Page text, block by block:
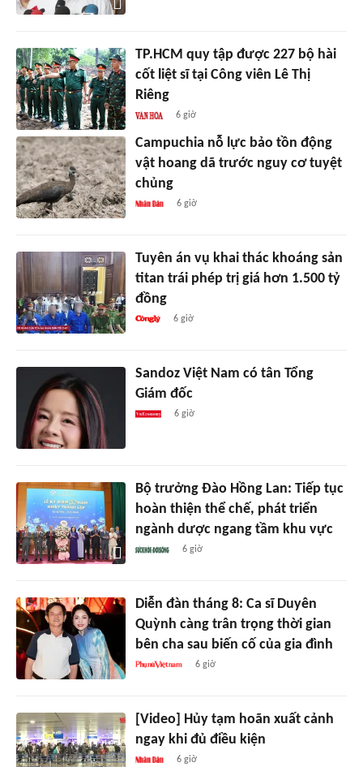
TP.HCM quy tập được 227 bộ hài
cốt liệt sĩ tại Công viên Lê Thị
Riêng
6 giờ
Campuchia nỗ lực bảo tồn động
vật hoang dã trước nguy cơ tuyệt
chủng
6 giờ
Tuyên án vụ khai thác khoáng sản
titan trái phép trị giá hơn 1.500 tỷ
đồng
6 giờ
Sandoz Việt Nam có tân Tổng
Giám đốc
6 giờ
Bộ trưởng Đào Hồng Lan: Tiếp tục
hoàn thiện thể chế, phát triển
ngành dược ngang tầm khu vực
6 giờ
Diễn đàn tháng 8: Ca sĩ Duyên
Quỳnh càng trân trọng thời gian
bên cha sau biến cố của gia đình
6 giờ
[Video] Hủy tạm hoãn xuất cảnh
ngay khi đủ điều kiện
6 giờ